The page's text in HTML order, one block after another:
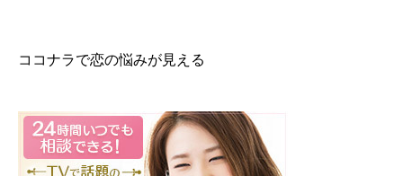
ココナラで恋の悩みが見える